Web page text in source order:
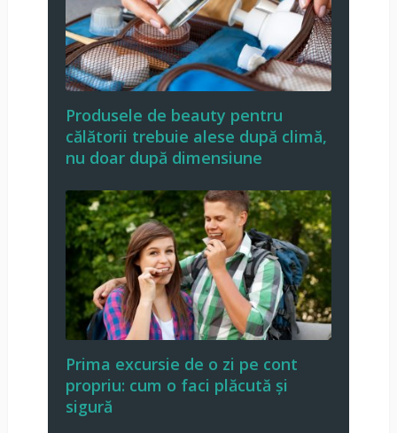
Produsele de beauty pentru
călătorii trebuie alese după climă,
nu doar după dimensiune
Prima excursie de o zi pe cont
propriu: cum o faci plăcută și
sigură